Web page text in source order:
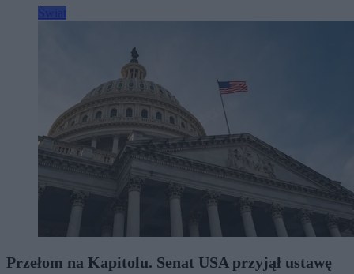
Przełom na Kapitolu. Senat USA przyjął ustawę